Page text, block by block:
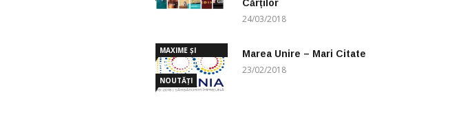
Cărților
24/03/2018
MAXIME ȘI
CUGETĂRI
NOUTĂȚI
Marea Unire – Mari Citate
23/02/2018